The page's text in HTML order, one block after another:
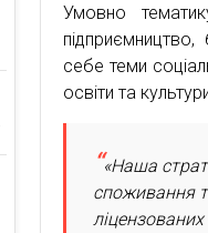
Умовно
себе теми
освіти та
«Наша
споживання